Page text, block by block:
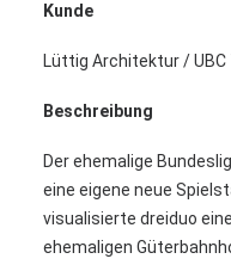
Kunde
Lüttig Architektur / UBC
Beschreibung
Der ehemalige
eine eigene neue
visualisierte dreiduo
ehemaligen